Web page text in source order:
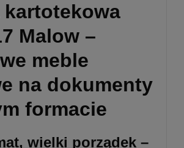
kartotekowa
Malow –
meble
na dokumenty
formacie
wielki porządek –